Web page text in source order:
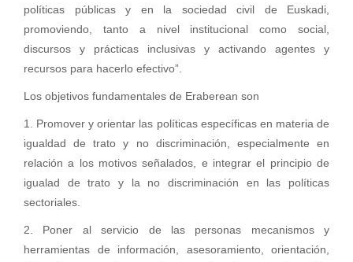
políticas públicas y en la sociedad civil de Euskadi,
promoviendo, tanto a nivel institucional como social,
discursos y prácticas inclusivas y activando agentes y
recursos para hacerlo efectivo”.
Los objetivos fundamentales de Eraberean son
1. Promover y orientar las políticas específicas en materia de
igualdad de trato y no discriminación, especialmente en
relación a los motivos señalados, e integrar el principio de
igualad de trato y la no discriminación en las políticas
sectoriales.
2. Poner al servicio de las personas mecanismos y
herramientas de información, asesoramiento, orientación,